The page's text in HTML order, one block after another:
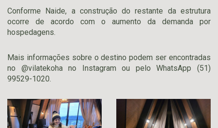
Conforme Naide, a construção do restante da estrutura
ocorre de acordo com o aumento da demanda por
hospedagens.
Mais informações sobre o destino podem ser encontradas
no @vilatekoha no Instagram ou pelo WhatsApp (51)
99529-1020.